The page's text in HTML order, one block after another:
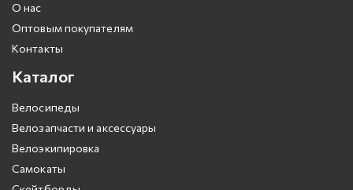
О нас
Оптовым покупателям
Контакты
Каталог
Велосипеды
Велозапчасти и аксессуары
Велоэкипировка
Самокаты